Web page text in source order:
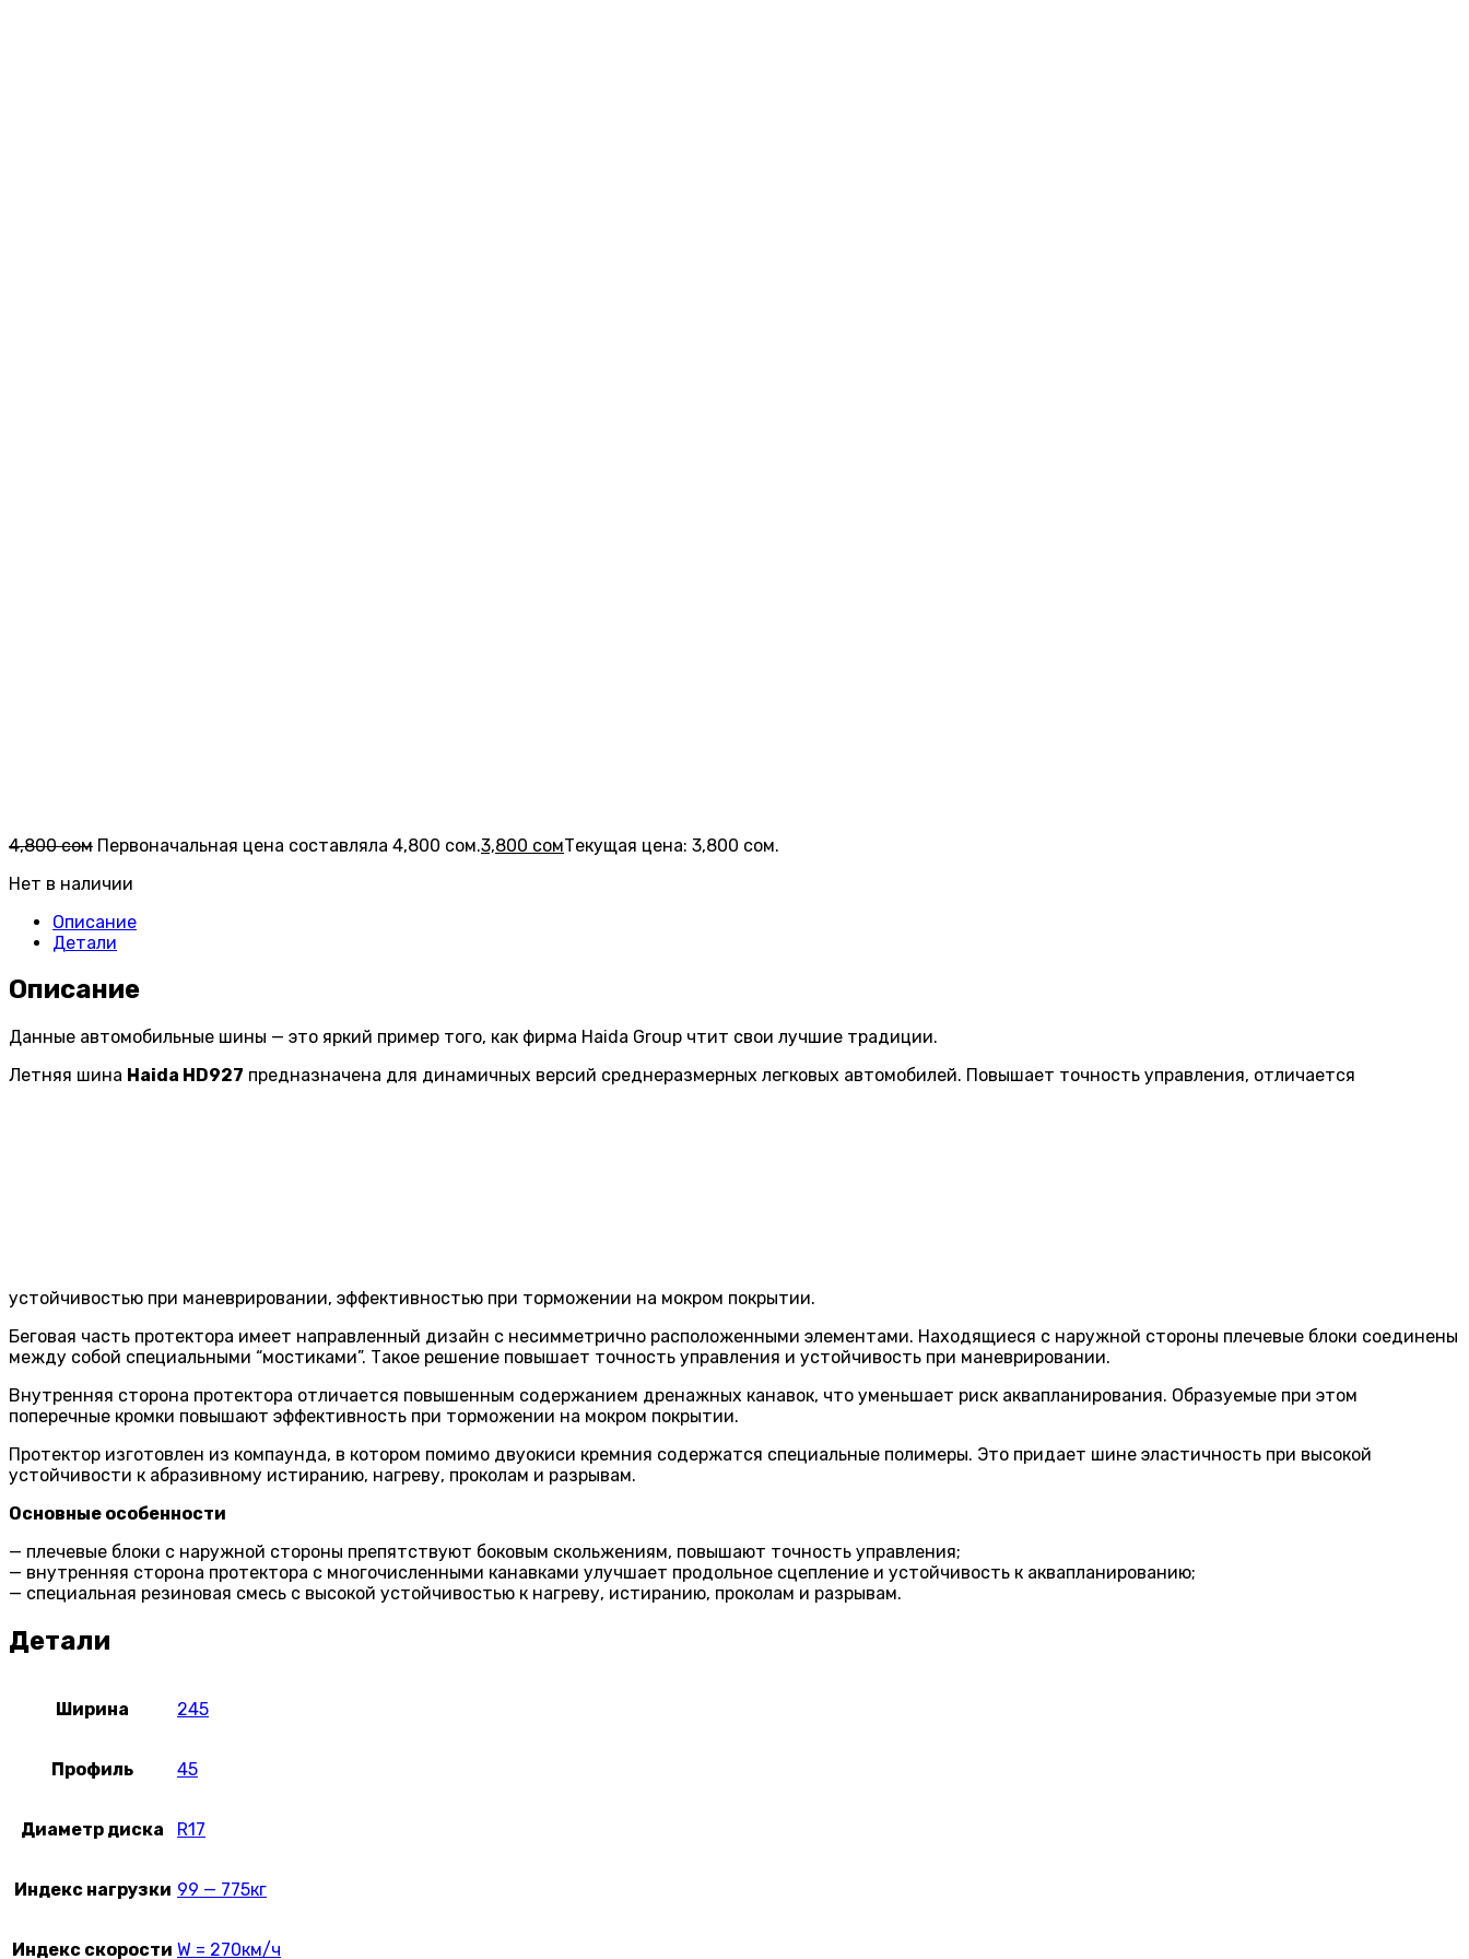
4,800сом Первоначальная цена составляла 4,800 сом.3,800 сомТекущая цена: 3,800 сом.
Нет в наличии
Описание
Детали
Описание
Данные автомобильные шины — это яркий пример того, как фирма Haida Group чтит свои лучшие традиции.
Летняя шина Haida HD927 предназначена для динамичных версий среднеразмерных легковых автомобилей. Повышает точность управления, отличается
устойчивостью при маневрировании, эффективностью при торможении на мокром покрытии.
Беговая часть протектора имеет направленный дизайн с несимметрично расположенными элементами. Находящиеся с наружной стороны плечевые блоки соединены
между собой специальными “мостиками”. Такое решение повышает точность управления и устойчивость при маневрировании.
Внутренняя сторона протектора отличается повышенным содержанием дренажных канавок, что уменьшает риск аквапланирования. Образуемые при этом
поперечные кромки повышают эффективность при торможении на мокром покрытии.
Протектор изготовлен из компаунда, в котором помимо двуокиси кремния содержатся специальные полимеры. Это придает шине эластичность при высокой
устойчивости к абразивному истиранию, нагреву, проколам и разрывам.
Основные особенности
— плечевые блоки с наружной стороны препятствуют боковым скольжениям, повышают точность управления;
— внутренняя сторона протектора с многочисленными канавками улучшает продольное сцепление и устойчивость к аквапланированию;
— специальная резиновая смесь с высокой устойчивостью к нагреву, истиранию, проколам и разрывам.
Детали
Ширина 245
Профиль 45
Диаметр диска R17
Индекс нагрузки 99 — 775кг
Индекс скорости W = 270км/ч